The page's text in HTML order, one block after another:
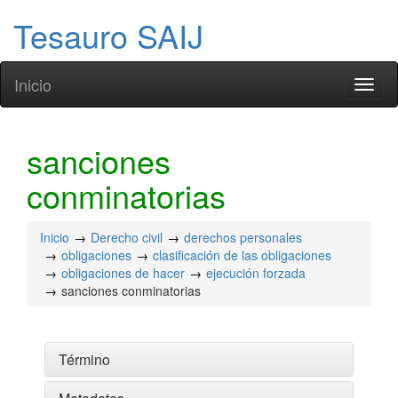
Tesauro SAIJ
Inicio
sanciones
conminatorias
Inicio Derecho civil
derechos personales
obligaciones
clasificación de las obligaciones
obligaciones de hacer
ejecución forzada
sanciones conminatorias
Término